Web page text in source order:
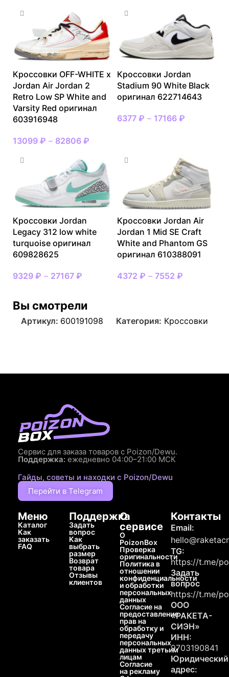
Кроссовки OFF-WHITE x
Jordan Air Jordan 2
Retro Low SP White and
Varsity Red оригинал
603916948
13099 ₽ – 82806 ₽
Кроссовки Jordan
Stadium 90 White Black
оригинал 622714643
6377 ₽ – 17166 ₽
Кроссовки Jordan
Legacy 312 low white
turquoise оригинал
609828625
9329 ₽ – 27167 ₽
Кроссовки Jordan Air
Jordan 1 Mid SE Craft
White and Phantom GS
оригинал 610388091
4372 ₽ – 7552 ₽
Вы смотрели
Артикул: 600191098 Категория: Кроссовки
Сервис для заказа товаров с Poizon/Dewu.
Поддержка: ежедневно 04:00–21:00 МСК
Гайды, советы и находки с Poizon/Dewu
Перейти в Telegram
Меню
Каталог
Как
заказать
FAQ
Поддержка
Задать
вопрос
Как
выбрать
размер
Возврат
товара
Отзывы
клиентов
О
сервисе
О
PoizonBox
Проверка
оригинальности
Политика в
отношении
конфиденциальности
и обработки
персональных
данных
Согласие на
предоставление
прав на
обработку и
передачу
персональных
данных третьим
лицам
Согласие
на рекламу
Контакты
Email:
TG:
https://t.me/
Задать
вопрос
https://t.me/
ООО
«РАКЕТА-
СИЭН»
ИНН:
9703190841
Юридический
адрес: